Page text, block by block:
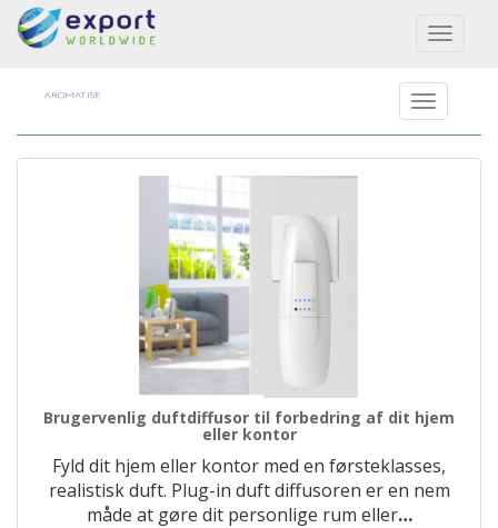
Toggle
Brugervenlig duftdiffusor til forbedring af dit hjem
eller kontor
Fyld dit hjem eller kontor med en førsteklasses,
realistisk duft. Plug-in duft diffusoren er en nem
måde at gøre dit personlige rum eller…